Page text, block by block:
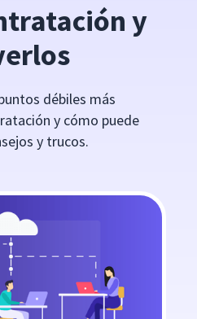
y
débiles más
y cómo puede
y trucos.